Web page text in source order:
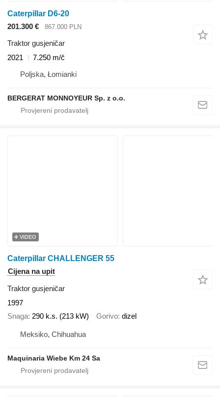
Caterpillar D6-20
201.300 €
867.000 PLN
Traktor gusjeničar
2021
7.250 m/č
Poljska, Łomianki
BERGERAT MONNOYEUR Sp. z o.o.
VIDEO
Caterpillar CHALLENGER 55
Cijena na upit
Traktor gusjeničar
1997
Snaga 290 k.s. (213 kW) Gorivo dizel
Meksiko, Chihuahua
Maquinaria Wiebe Km 24 Sa